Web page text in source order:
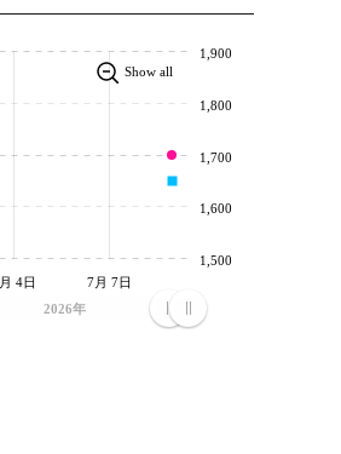
2026年
4日 7月 7日
1,500
1,600
1,700
1,800
1,900
Show all